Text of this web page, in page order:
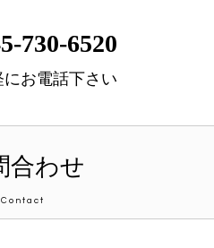
730-6520
お電話下さい
合わせ
Contact